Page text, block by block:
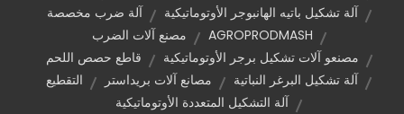
آلة تشكيل باتيه الهانبوجر الأوتوماتيكية
آلة ضرب مخصصة
AGROPRODMASH
مصنع آلات الضرب
مصنعو آلات تشكيل برجر الأوتوماتيكية
قاطع حصص اللحم
آلة تشكيل البرغر النباتية
مصانع آلات بريداستر
التقطيع
آلة التشكيل المتعددة الأوتوماتيكية